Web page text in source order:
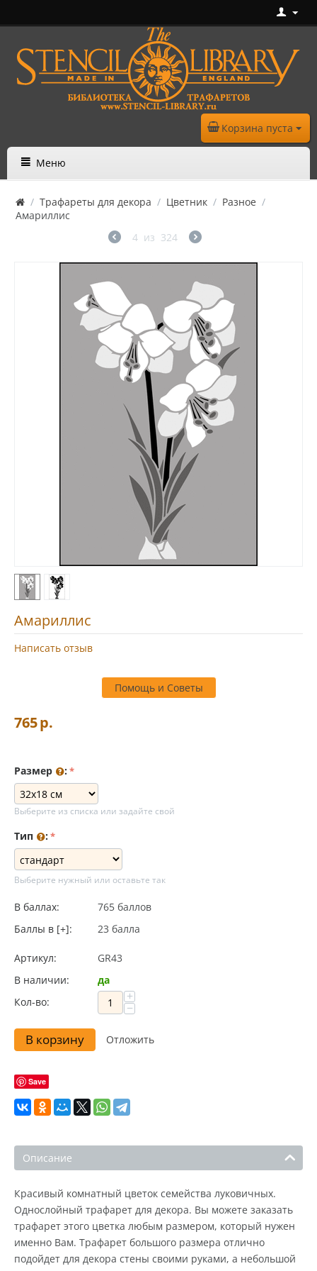
Корзина пуста
Меню
/ Трафареты для декора / Цветник / Разное /
Амариллис
4 из 324
Амариллис
Написать отзыв
Помощь и Советы
765р.
Размер :
Выберите из списка или задайте свой
Тип :
Выберите нужный или оставьте так
В баллах:
765 баллов
Баллы в [+]:
23 балла
Артикул:
GR43
В наличии:
да
Кол-во:
+
−
В корзину Отложить
Save
Описание
Красивый комнатный цветок семейства луковичных.
Однослойный трафарет для декора. Вы можете заказать
трафарет этого цветка любым размером, который нужен
именно Вам. Трафарет большого размера отлично
подойдет для декора стены своими руками, а небольшой